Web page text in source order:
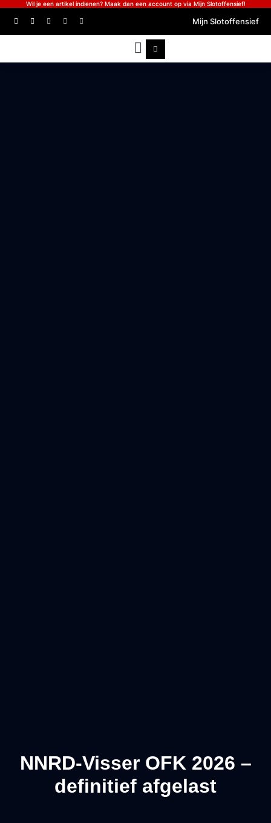
Wil je een artikel indienen? Maak dan een account op via Mijn Slotoffensief!
Mijn Slotoffensief
NNRD-Visser OFK 2026 –
definitief afgelast